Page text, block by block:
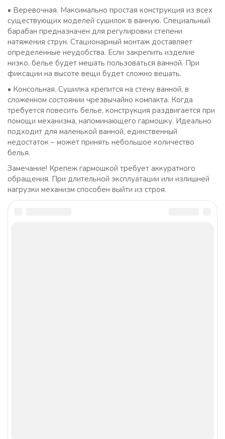
• Веревочная. Максимально простая конструкция из всех
существующих моделей сушилок в ванную. Специальный
барабан предназначен для регулировки степени
натяжения струн. Стационарный монтаж доставляет
определенные неудобства. Если закрепить изделие
низко, белье будет мешать пользоваться ванной. При
фиксации на высоте вещи будет сложно вешать.
• Консольная. Сушилка крепится на стену ванной, в
сложенном состоянии чрезвычайно компакта. Когда
требуется повесить белье, конструкция раздвигается при
помощи механизма, напоминающего гармошку. Идеально
подходит для маленькой ванной, единственный
недостаток – может принять небольшое количество
белья.
Замечание! Крепеж гармошкой требует аккуратного
обращения. При длительной эксплуатации или излишней
нагрузки механизм способен выйти из строя.